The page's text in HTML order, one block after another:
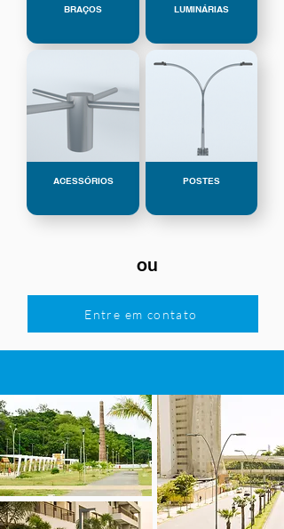
BRAÇOS LUMINÁRIAS
ACESSÓRIOS POSTES
ou
Entre em contato